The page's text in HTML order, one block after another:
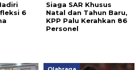
6
Siaga SAR Khusus
Natal dan Tahun Baru,
KPP Palu Kerahkan 86
Personel